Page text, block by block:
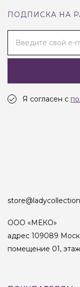
ПОДПИСКА НА
Введите свой e-
Я согласен с
ООО «МЕКО»
адрес 109089
помещение 01,